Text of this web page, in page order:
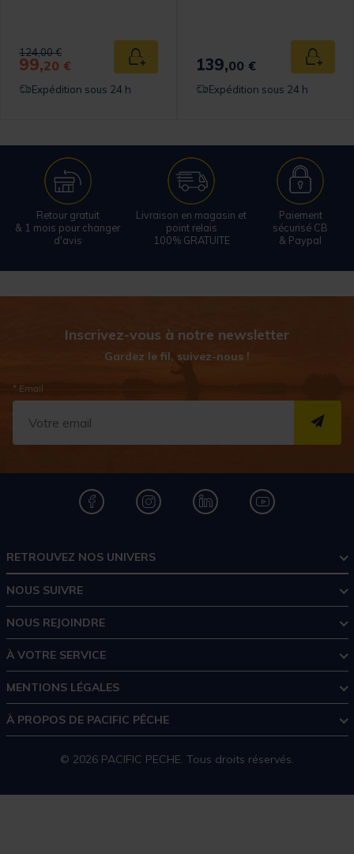
panier
Price reduced from
124,00 €to
99,20 € Ajouter au panier
Expédition sous 24 h
139,00 €
Expédition sous 24 h
Retour gratuit
& 1 mois pour changer
d'avis
Livraison en magasin et
point relais
100% GRATUITE
Paiement
sécurisé CB
& Paypal
Inscrivez-vous à notre newsletter
Gardez le fil, suivez-nous !
* Email
RETROUVEZ NOS UNIVERS
NOUS SUIVRE
NOUS REJOINDRE
À VOTRE SERVICE
MENTIONS LÉGALES
À PROPOS DE PACIFIC PÊCHE
© 2026 PACIFIC PECHE. Tous droits réservés.